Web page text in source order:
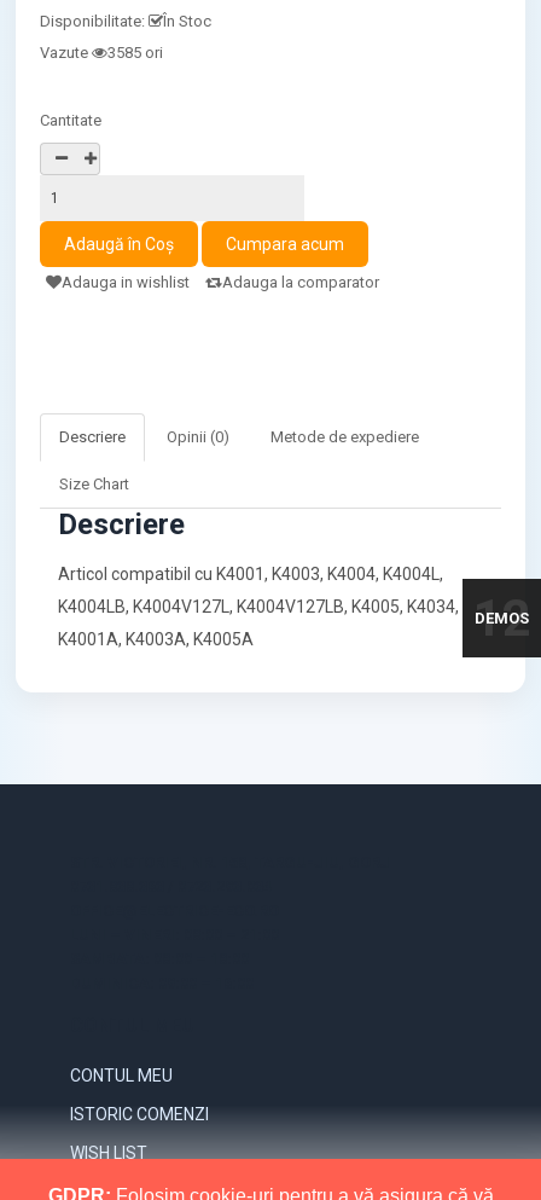
Disponibilitate:
În Stoc
Vazute
3585 ori
Cantitate
Adauga in wishlist Adauga la comparator
Descriere Opinii (0) Metode de expediere
Size Chart
Descriere
Articol compatibil cu K4001, K4003, K4004, K4004L,
K4004LB, K4004V127L, K4004V127LB, K4005, K4034,
K4001A, K4003A, K4005A
CONTUL MEU
ISTORIC COMENZI
WISH LIST
NEWSLETTER
DEMOS
12
GDPR: Folosim cookie-uri pentru a vă asigura că vă